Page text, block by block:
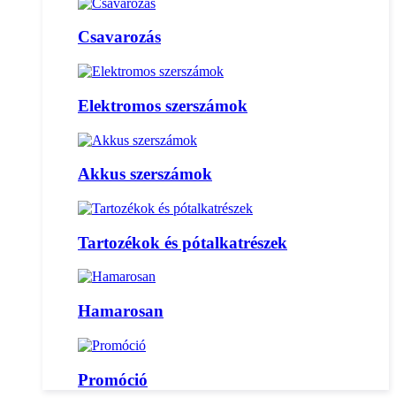
Csavarozás
Elektromos szerszámok
Akkus szerszámok
Tartozékok és pótalkatrészek
Hamarosan
Promóció